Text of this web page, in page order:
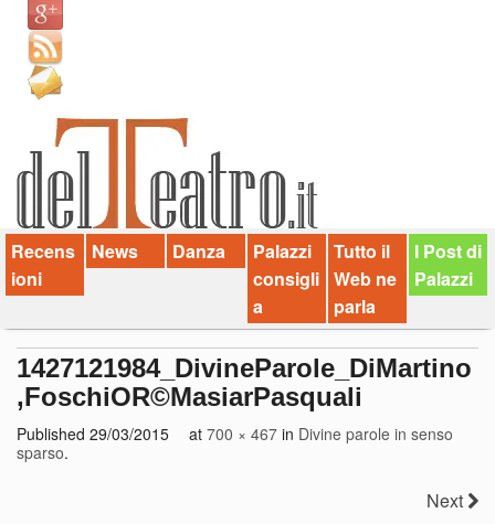
Palazzi consiglia
Video
Chi siamo
Contatti
dT in English
Recens
ioni
News Danza
Palazzi
consigli
a
Tutto il
Web ne
parla
I Post di
Palazzi
1427121984_DivineParole_DiMartino
,FoschiOR©MasiarPasquali
Published 29/03/2015 at 700 × 467 in Divine parole in senso
sparso.
Next